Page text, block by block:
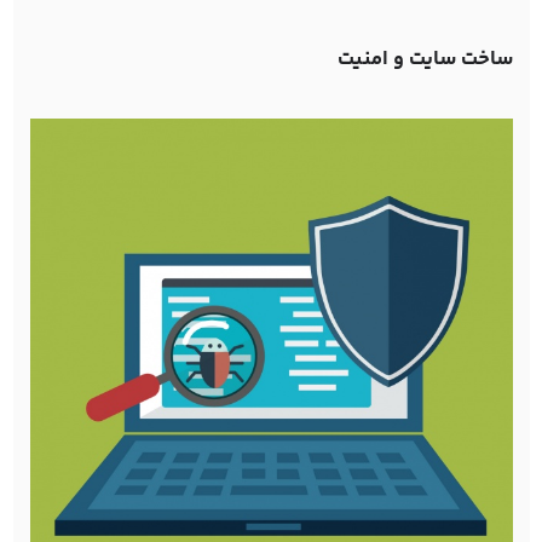
ساخت سایت و امنیت